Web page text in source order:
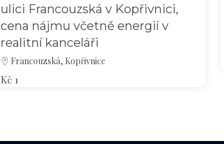
ulici Francouzská v Kopřivnici,
cena nájmu včetně energií v
realitní kanceláři
Francouzská, Kopřivnice
Kč 1